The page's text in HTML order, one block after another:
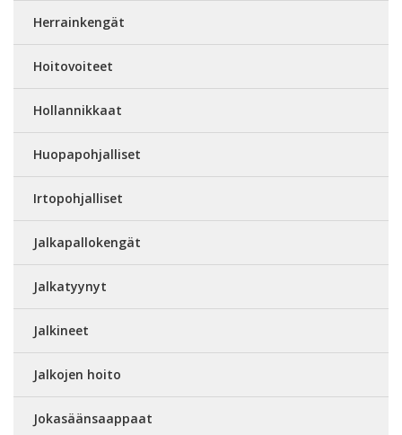
Herrainkengät
Hoitovoiteet
Hollannikkaat
Huopapohjalliset
Irtopohjalliset
Jalkapallokengät
Jalkatyynyt
Jalkineet
Jalkojen hoito
Jokasäänsaappaat